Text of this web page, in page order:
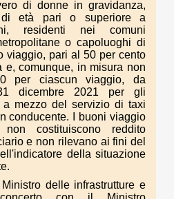
di donne in gravidanza,
età pari o superiore a
residenti nei comuni
o capoluoghi di
viaggio, pari al 50 per cento
e, comunque, in misura non
per ciascun viaggio, da
dicembre 2021 per gli
a mezzo del servizio di taxi
conducente. I buoni viaggio
costituiscono reddito
e non rilevano ai fini del
della situazione
delle infrastrutture e